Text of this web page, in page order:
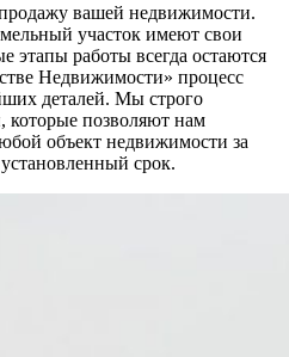
вашей недвижимости.
участок имеют свои
этапы работы всегда остаются
Недвижимости» процесс
деталей. Мы строго
которые позволяют нам
объект недвижимости за
срок.